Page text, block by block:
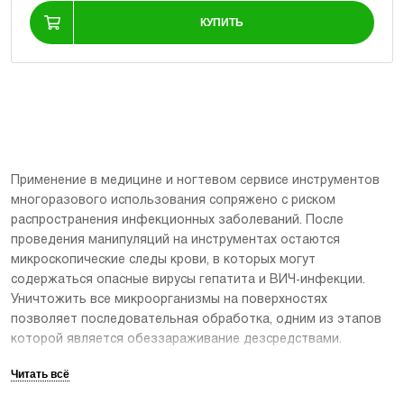
КУПИТЬ
Применение в медицине и ногтевом сервисе инструментов
многоразового использования сопряжено с риском
распространения инфекционных заболеваний. После
проведения манипуляций на инструментах остаются
микроскопические следы крови, в которых могут
содержаться опасные вирусы гепатита и ВИЧ-инфекции.
Уничтожить все микроорганизмы на поверхностях
позволяет последовательная обработка, одним из этапов
которой является обеззараживание дезсредствами.
Дезсредства для инструментов